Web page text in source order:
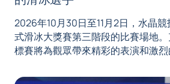
2026年10月30日至11月2日，水晶
式滑冰大獎賽第三階段的比賽場地
標賽將為觀眾帶來精彩的表演和激烈